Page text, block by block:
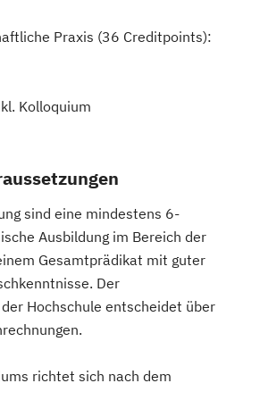
Praxis (36 Creditpoints):
Kolloquium
sind eine mindestens 6-
Ausbildung im Bereich der
Gesamtprädikat mit guter
Der
Hochschule entscheidet über
richtet sich nach dem